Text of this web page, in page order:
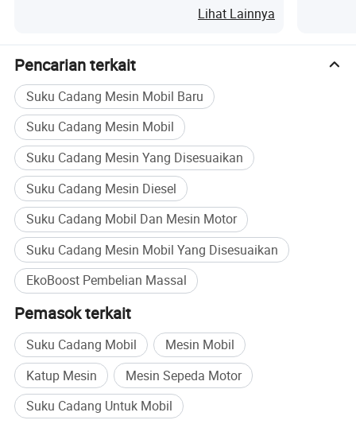
Lihat Lainnya
Pencarian terkait
Suku Cadang Mesin Mobil Baru
Suku Cadang Mesin Mobil
Suku Cadang Mesin Yang Disesuaikan
Suku Cadang Mesin Diesel
Suku Cadang Mobil Dan Mesin Motor
Suku Cadang Mesin Mobil Yang Disesuaikan
EkoBoost Pembelian Massal
Pemasok terkait
Suku Cadang Mobil
Mesin Mobil
Katup Mesin
Mesin Sepeda Motor
Suku Cadang Untuk Mobil